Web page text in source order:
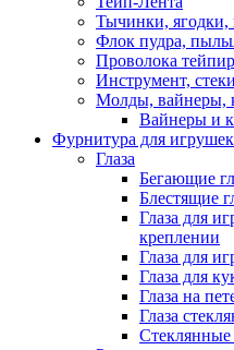
Тычинки, ягодки,
Флок пудра,
Проволока
Инструмент,
Молды, вайнеры,
Вайнеры и
Фурнитура для игрушек
Глаза
Бегающие
Блестящие
Глаза для
креплении
Глаза для
Глаза для
Глаза на
Глаза
Стеклянные